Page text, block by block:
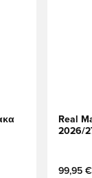
Real
2026/
99,95 €